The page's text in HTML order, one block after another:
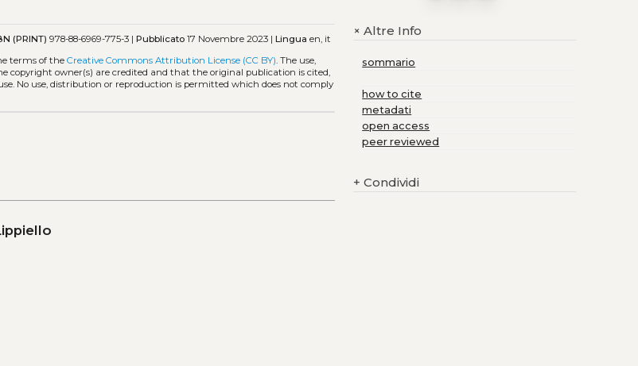
(PRINT) 978-88-6969-775-3 |Pubblicato 17 Novembre 2023 |Lingua en, it
terms of theCreative Commons Attribution License (CC BY). The use,
owner(s) are credited and that the original publication is cited,
No use, distribution or reproduction is permitted which does not comply
+Altre Info
sommario
how to cite
metadati
open access
peer reviewed
+ Condividi